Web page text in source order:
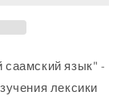
саамский язык" -
лексики